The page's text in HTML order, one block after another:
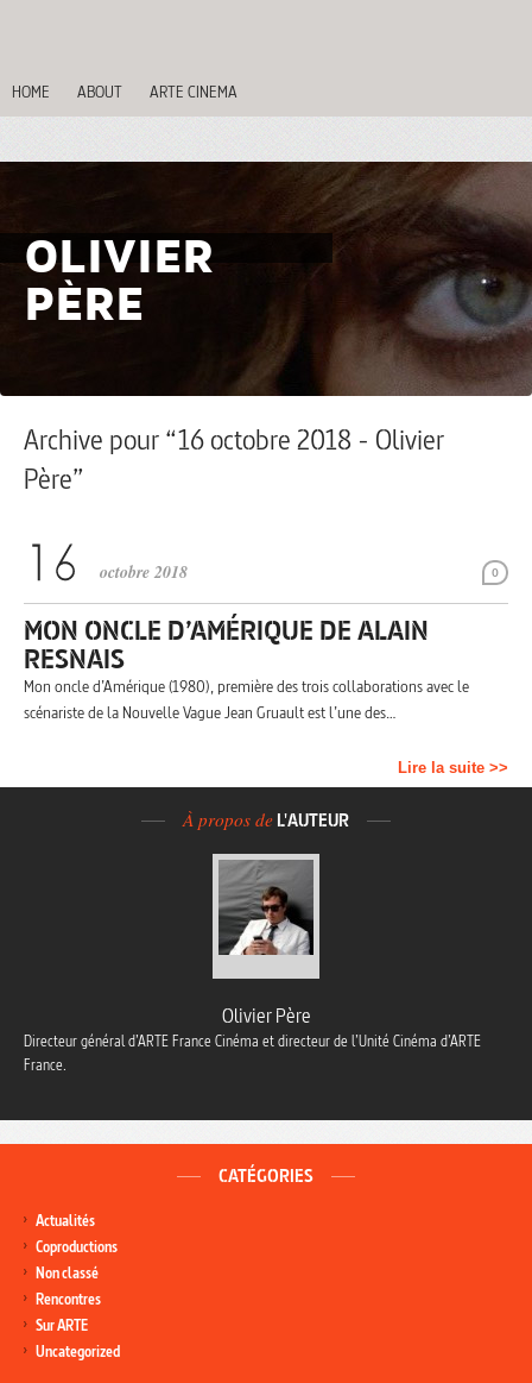
HOME ABOUT ARTE CINEMA
OLIVIER
PÈRE
Archive pour “16 octobre 2018 - Olivier
Père”
0
octobre 2018
MON ONCLE D’AMÉRIQUE DE ALAIN
RESNAIS
Mon oncle d’Amérique (1980), première des trois collaborations avec le
scénariste de la Nouvelle Vague Jean Gruault est l’une des…
Lire la suite >>
À propos de L'AUTEUR
Olivier Père
Directeur général d’ARTE France Cinéma et directeur de l’Unité Cinéma d’ARTE
France.
CATÉGORIES
Actualités
Coproductions
Non classé
Rencontres
Sur ARTE
Uncategorized